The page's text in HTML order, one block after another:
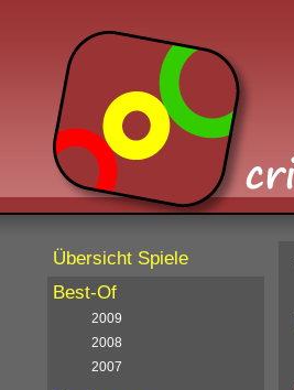
Übersicht Spiele
Best-Of
2009
2008
2007